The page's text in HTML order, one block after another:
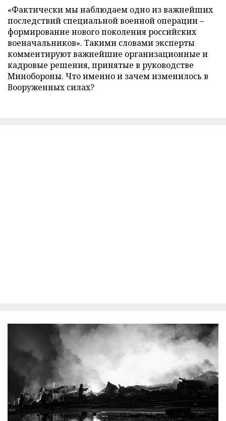
«Фактически мы наблюдаем одно из важнейших
последствий специальной военной операции –
формирование нового поколения российских
военачальников». Такими словами эксперты
комментируют важнейшие организационные и
кадровые решения, принятые в руководстве
Минобороны. Что именно и зачем изменилось в
Вооруженных силах?